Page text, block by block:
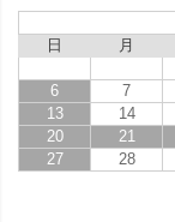
日
月
6
7
13
14
20
21
27
28